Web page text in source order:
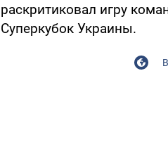
раскритиковал игру
Суперкубок Украины.